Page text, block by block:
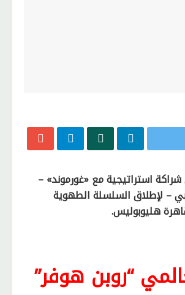
استراتيجية مع «غورموند» –
– لإطلاق السلسلة الطهوية
“روبن هوفر”